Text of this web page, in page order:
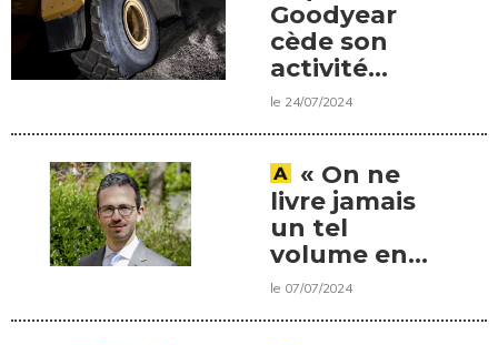
Goodyear
cède son
activité
génie civil
le 24/07/2024
« On ne
livre jamais
un tel
volume en
une seule
le 07/07/2024